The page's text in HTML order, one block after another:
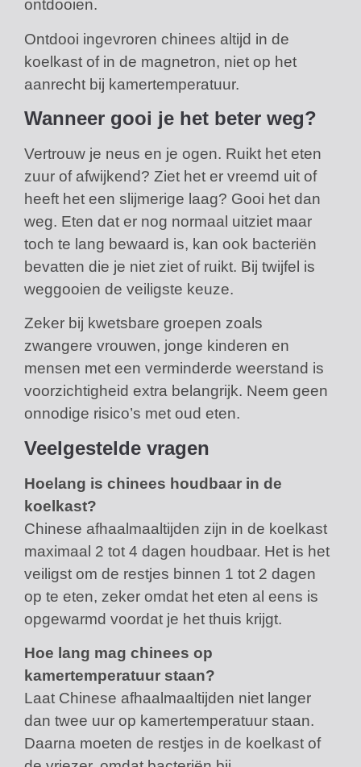
ontdooien.
Ontdooi ingevroren chinees altijd in de
koelkast of in de magnetron, niet op het
aanrecht bij kamertemperatuur.
Wanneer gooi je het beter weg?
Vertrouw je neus en je ogen. Ruikt het eten
zuur of afwijkend? Ziet het er vreemd uit of
heeft het een slijmerige laag? Gooi het dan
weg. Eten dat er nog normaal uitziet maar
toch te lang bewaard is, kan ook bacteriën
bevatten die je niet ziet of ruikt. Bij twijfel is
weggooien de veiligste keuze.
Zeker bij kwetsbare groepen zoals
zwangere vrouwen, jonge kinderen en
mensen met een verminderde weerstand is
voorzichtigheid extra belangrijk. Neem geen
onnodige risico’s met oud eten.
Veelgestelde vragen
Hoelang is chinees houdbaar in de
koelkast?
Chinese afhaalmaaltijden zijn in de koelkast
maximaal 2 tot 4 dagen houdbaar. Het is het
veiligst om de restjes binnen 1 tot 2 dagen
op te eten, zeker omdat het eten al eens is
opgewarmd voordat je het thuis krijgt.
Hoe lang mag chinees op
kamertemperatuur staan?
Laat Chinese afhaalmaaltijden niet langer
dan twee uur op kamertemperatuur staan.
Daarna moeten de restjes in de koelkast of